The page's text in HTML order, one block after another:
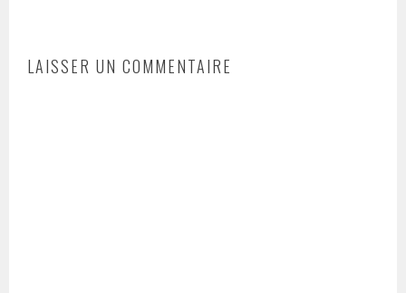
LAISSER UN COMMENTAIRE